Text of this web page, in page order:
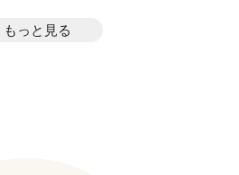
もっと見る